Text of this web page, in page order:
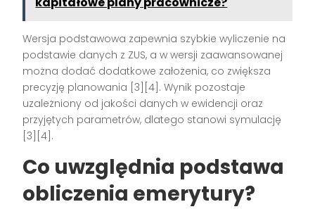
Wersja podstawowa zapewnia szybkie wyliczenie na
podstawie danych z ZUS, a w wersji zaawansowanej
można dodać dodatkowe założenia, co zwiększa
precyzję planowania [3][4]. Wynik pozostaje
uzależniony od jakości danych w ewidencji oraz
przyjętych parametrów, dlatego stanowi symulację
[3][4].
Co uwzględnia podstawa
obliczenia emerytury?